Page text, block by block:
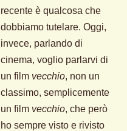
recente è qualcosa che
dobbiamo tutelare. Oggi,
invece, parlando di
cinema, voglio parlarvi di
un film vecchio, non un
classimo, semplicemente
un film vecchio, che però
ho sempre visto e rivisto